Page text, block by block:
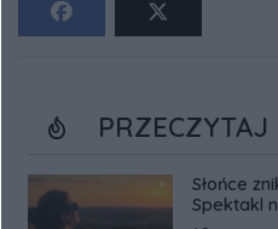
PRZECZYTAJ
Słońce
Spektakl